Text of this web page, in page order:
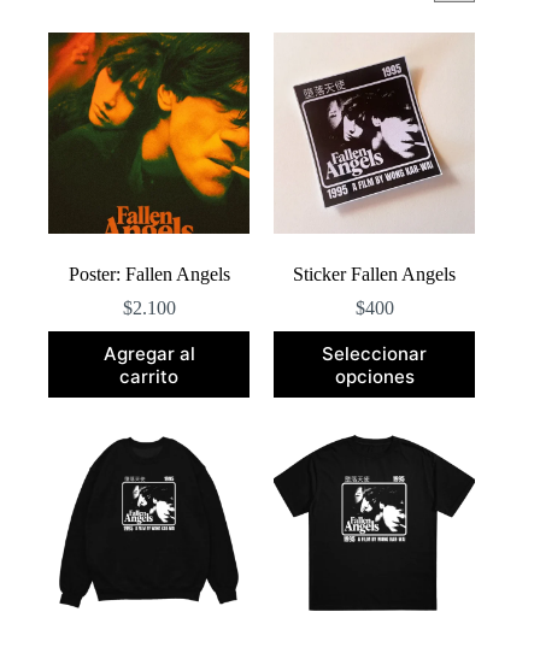
Poster: Fallen Angels
$2.100
Agregar al
carrito
Sticker Fallen Angels
$400
Seleccionar
opciones
producto
tiene
se
pueden
elegir